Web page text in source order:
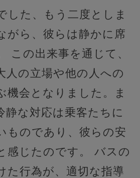
した、もう二度としま
がら、彼らは静かに席
この出来事を通じて、
人の立場や他の人への
機会となりました。ま
静な対応は乗客たちに
ものであり、彼らの安
感じたのです。 バスの
た行為が、適切な指導